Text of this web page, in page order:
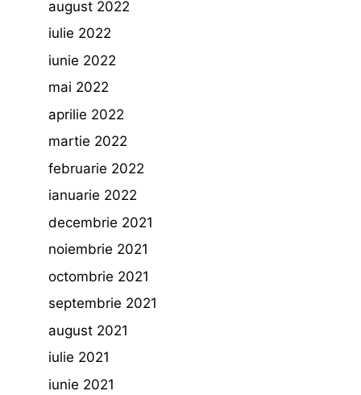
august 2022
iulie 2022
iunie 2022
mai 2022
aprilie 2022
martie 2022
februarie 2022
ianuarie 2022
decembrie 2021
noiembrie 2021
octombrie 2021
septembrie 2021
august 2021
iulie 2021
iunie 2021